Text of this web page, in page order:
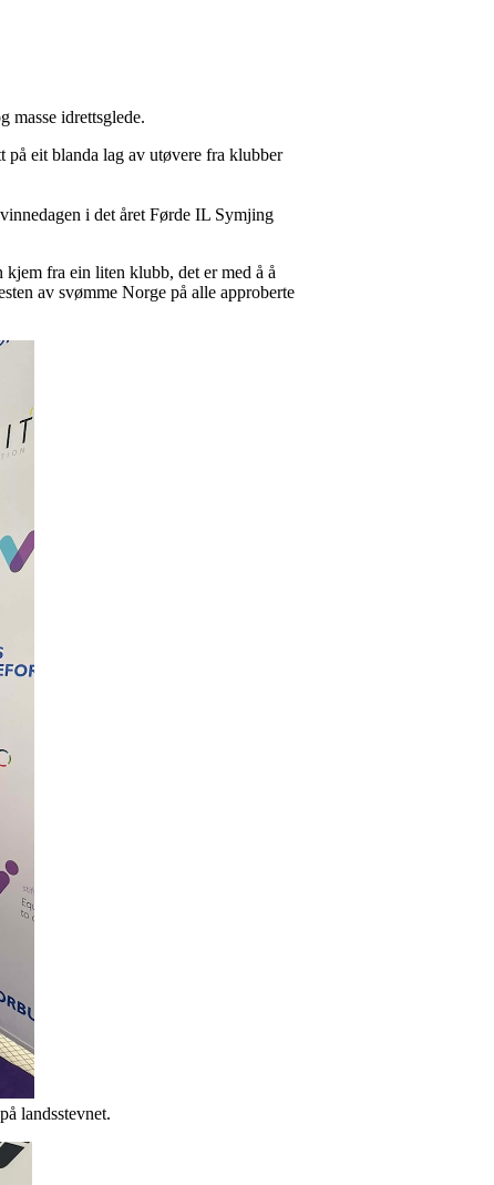
masse idrettsglede.
på eit blanda lag av utøvere fra klubber
i det året Førde IL Symjing
fra ein liten klubb, det er med å å
av svømme Norge på alle approberte
landsstevnet.